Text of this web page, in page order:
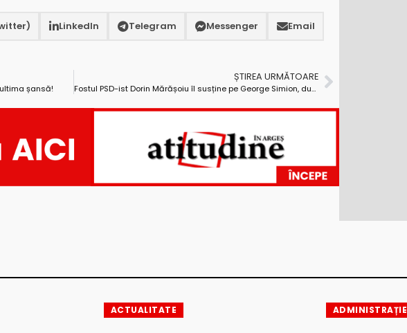
LinkedIn Telegram Messenger Email
șansă!
ȘTIREA URMĂTOARE
Fostul PSD-ist Dorin Mărășoiu îl susține pe George Simion, după Călin Georgescu…
ACTUALITATE ADMINISTRAȚIE